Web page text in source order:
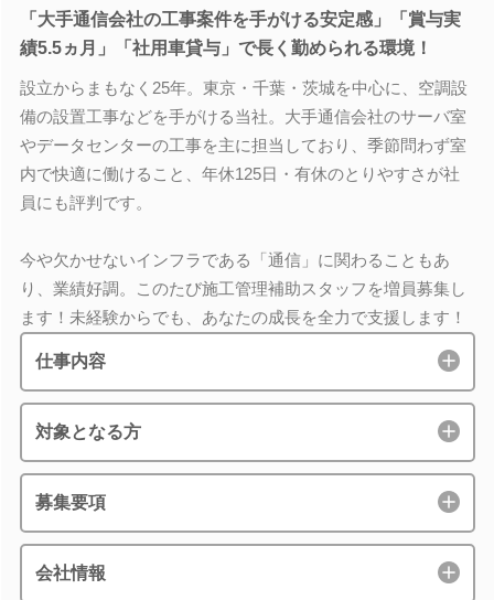
「大手通信会社の工事案件を手がける安定感」「賞与実
績5.5ヵ月」「社用車貸与」で長く勤められる環境！
設立からまもなく25年。東京・千葉・茨城を中心に、空調設
備の設置工事などを手がける当社。大手通信会社のサーバ室
やデータセンターの工事を主に担当しており、季節問わず室
内で快適に働けること、年休125日・有休のとりやすさが社
員にも評判です。
今や欠かせないインフラである「通信」に関わることもあ
り、業績好調。このたび施工管理補助スタッフを増員募集し
ます！未経験からでも、あなたの成長を全力で支援します！
仕事内容
対象となる方
募集要項
会社情報